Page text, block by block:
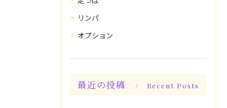
リンパ
オプション
最近の投稿 Recent Posts